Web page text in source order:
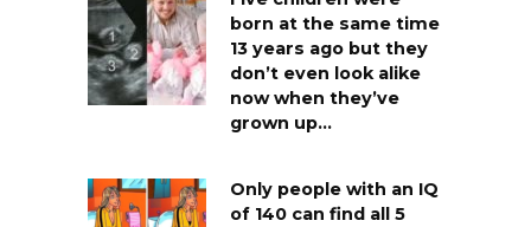
born at the same time
13 years ago but they
don’t even look alike
now when they’ve
grown up…
Only people with an IQ
of 140 can find all 5